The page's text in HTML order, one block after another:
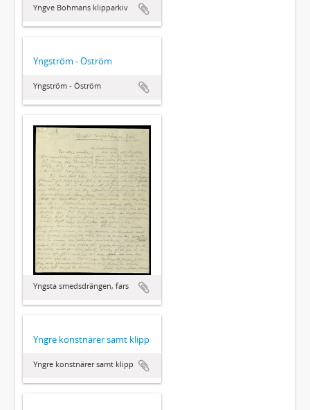
Yngve Bohmans klipparkiv
Yngström - Öström
Yngström - Öström
Yngsta smedsdrängen, fars
Yngre konstnärer samt klipp
Yngre konstnärer samt klipp